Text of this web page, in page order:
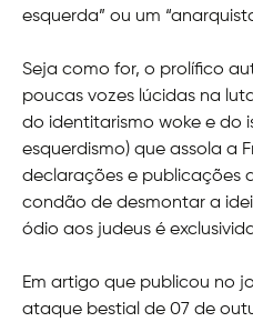
esquerda” ou um
Seja como for, o prolífico
poucas vozes lúcidas na
do identitarismo woke e do
esquerdismo) que assola a
declarações e publicações
condão de desmontar a
ódio aos judeus é
Em artigo que publicou no
ataque bestial de 07 de